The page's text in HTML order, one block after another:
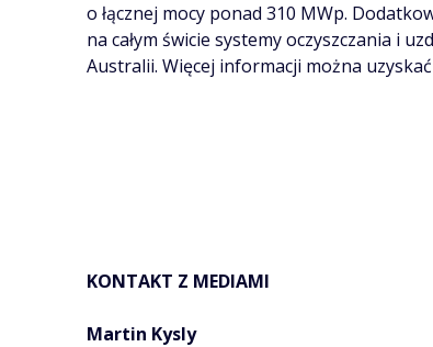
o łącznej mocy ponad 310 MWp.
na całym świcie systemy oczyszczania i
Australii. Więcej informacji można
KONTAKT Z MEDIAMI
Martin Kysly